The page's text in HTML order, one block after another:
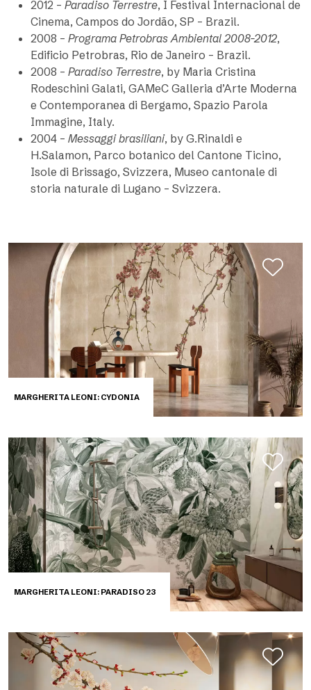
2012 – Paradiso Terrestre, I Festival Internacional de
Cinema, Campos do Jordão, SP – Brazil.
2008 – Programa Petrobras Ambiental 2008-2012,
Edificio Petrobras, Rio de Janeiro – Brazil.
2008 – Paradiso Terrestre, by Maria Cristina
Rodeschini Galati, GAMeC Galleria d’Arte Moderna
e Contemporanea di Bergamo, Spazio Parola
Immagine, Italy.
2004 – Messaggi brasiliani, by G.Rinaldi e
H.Salamon, Parco botanico del Cantone Ticino,
Isole di Brissago, Svizzera, Museo cantonale di
storia naturale di Lugano – Svizzera.
MARGHERITA LEONI: CYDONIA
MARGHERITA LEONI: PARADISO 23